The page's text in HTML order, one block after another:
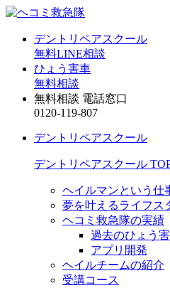
デントリペアスクール
無料LINE相談
ひょう害車
無料相談
無料相談 電話窓口
0120-119-807
デントリペアスクール
デントリペアスクール
ヘイルマンという仕
夢を叶えるライフス
ヘコミ救急隊の実績
過去のひょう
アプリ開発
ヘイルチームの紹介
受講コース